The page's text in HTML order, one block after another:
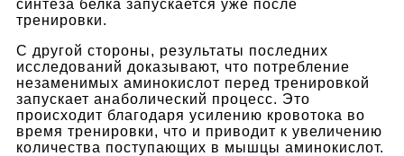
синтеза белка запускается уже после
тренировки.
С другой стороны, результаты последних
исследований доказывают, что потребление
незаменимых аминокислот перед тренировкой
запускает анаболический процесс. Это
происходит благодаря усилению кровотока во
время тренировки, что и приводит к увеличению
количества поступающих в мышцы аминокислот.